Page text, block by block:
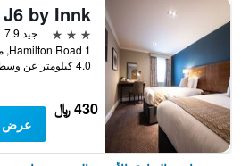
3 نجوم
جيد 7.9
4.0 كيلومتر عن وسط المدينة
430 ﷼
عرض